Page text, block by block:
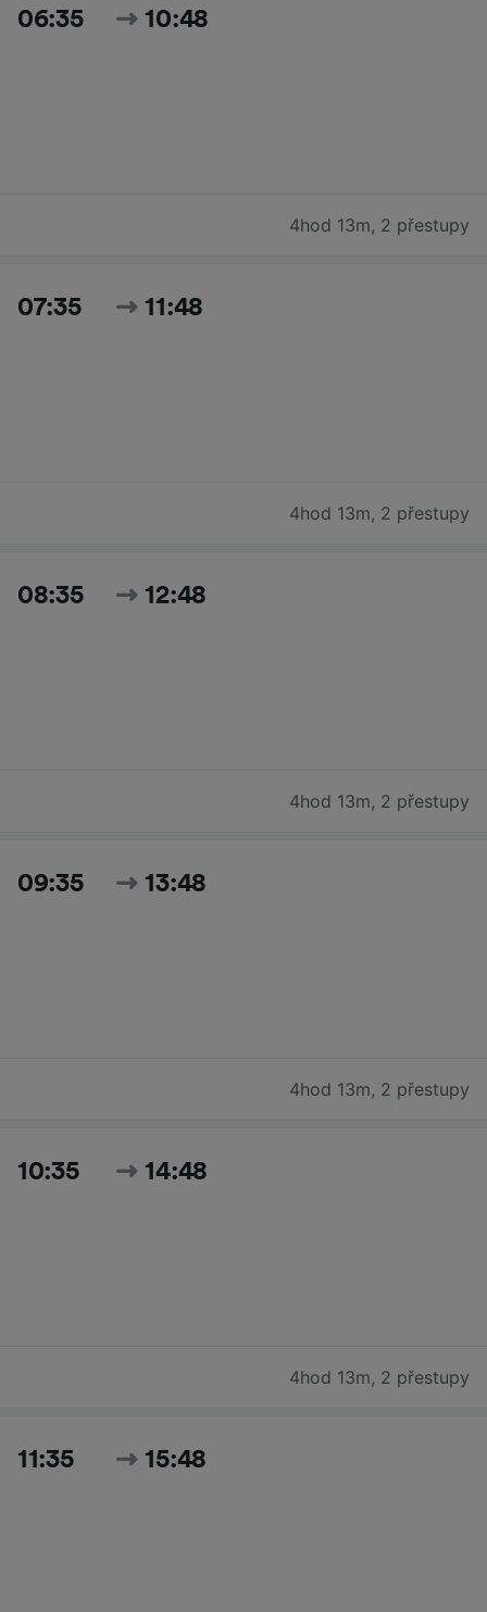
06:35 10:48
4hod 13m, 2 přestupy
07:35 11:48
4hod 13m, 2 přestupy
08:35 12:48
4hod 13m, 2 přestupy
09:35 13:48
4hod 13m, 2 přestupy
10:35 14:48
4hod 13m, 2 přestupy
11:35 15:48